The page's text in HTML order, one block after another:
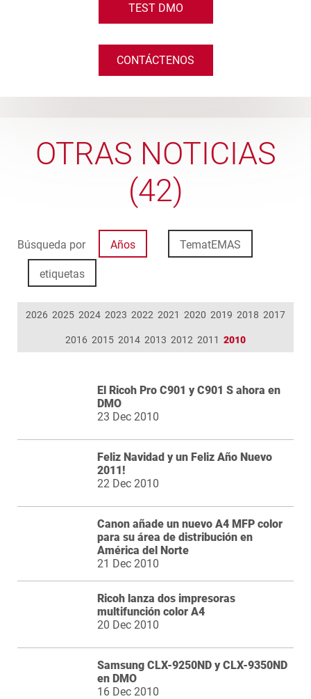
TEST DMO
CONTÁCTENOS
OTRAS NOTICIAS
(42)
Búsqueda por Años TematEMAS
etiquetas
2026 2025 2024 2023 2022 2021 2020 2019 2018 2017
2016 2015 2014 2013 2012 2011 2010
El Ricoh Pro C901 y C901 S ahora en
DMO
23 Dec 2010
Feliz Navidad y un Feliz Año Nuevo
2011!
22 Dec 2010
Canon añade un nuevo A4 MFP color
para su área de distribución en
América del Norte
21 Dec 2010
Ricoh lanza dos impresoras
multifunción color A4
20 Dec 2010
Samsung CLX-9250ND y CLX-9350ND
en DMO
16 Dec 2010